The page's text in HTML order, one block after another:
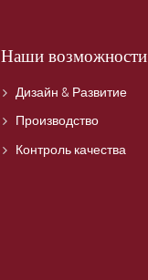
Наши возможности
Дизайн & Развитие
Производство
Контроль качества